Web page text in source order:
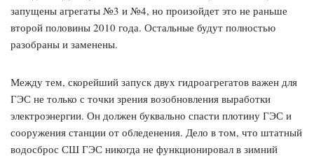
запущены агрегаты №3 и №4, но произойдет это не раньше
второй половины 2010 года. Остальные будут полностью
разобраны и заменены.
Между тем, скорейший запуск двух гидроагрегатов важен для
ГЭС не только с точки зрения возобновления выработки
электроэнергии. Он должен буквально спасти плотину ГЭС и
сооружения станции от обледенения. Дело в том, что штатный
водосброс СШ ГЭС никогда не функционировал в зимний